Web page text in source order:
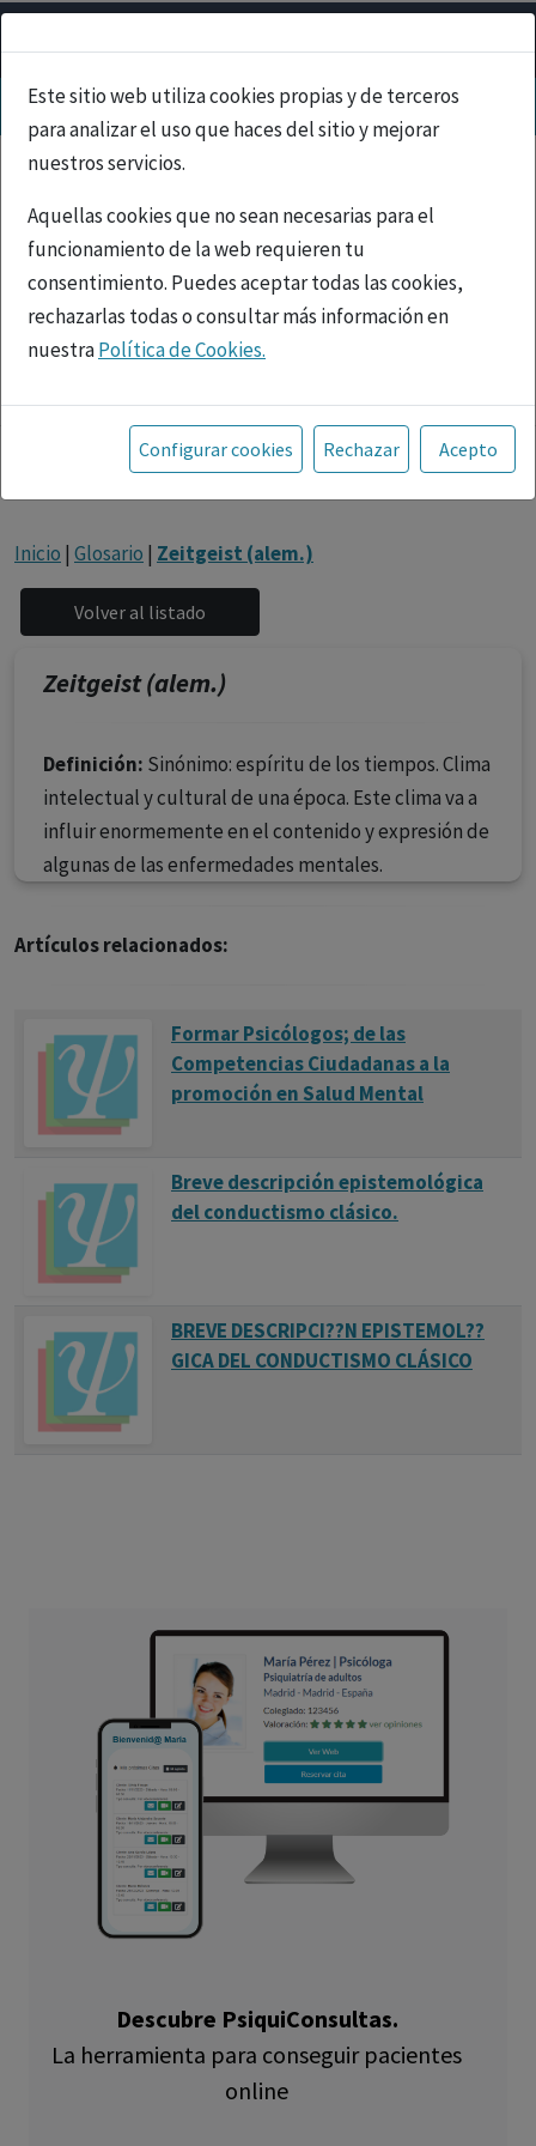
Este sitio web utiliza cookies propias y de terceros
para analizar el uso que haces del sitio y mejorar
nuestros servicios.
Aquellas cookies que no sean necesarias para el
funcionamiento de la web requieren tu
consentimiento. Puedes aceptar todas las cookies,
rechazarlas todas o consultar más información en
nuestraPolítica de Cookies.
Toda la información incluida en la Página Web está
referida a productos del mercado español y, por
tanto, dirigida a profesionales sanitarios legalmente
facultados para prescribir o dispensar medicamentos
fármacos se facilita a título meramente informativo,
siendo responsabilidad de los profesionales
facultados prescribir medicamentos y decidir, en cada
caso concreto, el tratamiento más adecuado a las
necesidades del paciente.
Configurar cookies Rechazar Acepto
Inicio | Glosario | Zeitgeist (alem.)
Zeitgeist (alem.)
Definición: Sinónimo: espíritu de los tiempos. Clima
intelectual y cultural de una época. Este clima va a
influir enormemente en el contenido y expresión de
algunas de las enfermedades mentales.
Artículos relacionados:
Formar Psicólogos; de las
Competencias Ciudadanas a la
promoción en Salud Mental
Breve descripción epistemológica
del conductismo clásico.
BREVE DESCRIPCI??N EPISTEMOL??
GICA DEL CONDUCTISMO CLÁSICO
Descubre PsiquiConsultas.
La herramienta para conseguir pacientes
online